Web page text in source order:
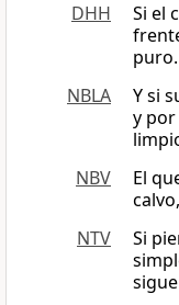
DHH
Si el
puro.
NBLA
Y si
y por
NBV
El
NTV
Si